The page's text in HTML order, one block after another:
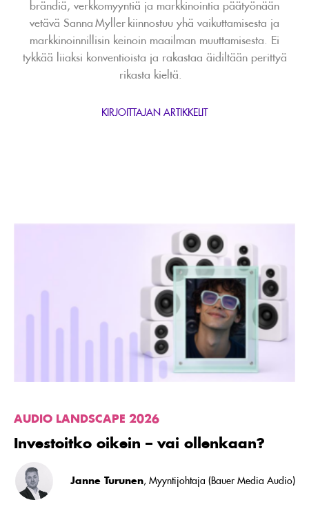
brändiä, verkkomyyntiä ja markkinointia päätyönään
vetävä SannaMyllerkiinnostuu yhä vaikuttamisesta ja
markkinoinnillisin keinoin maailman muuttamisesta. Ei
tykkää liiaksi konventioista ja rakastaa äidiltään perittyä
rikasta kieltä.
KIRJOITTAJAN ARTIKKELIT
AUDIO LANDSCAPE 2026
Investoitko oikein – vai ollenkaan?
Janne Turunen, Myyntijohtaja (Bauer Media Audio)